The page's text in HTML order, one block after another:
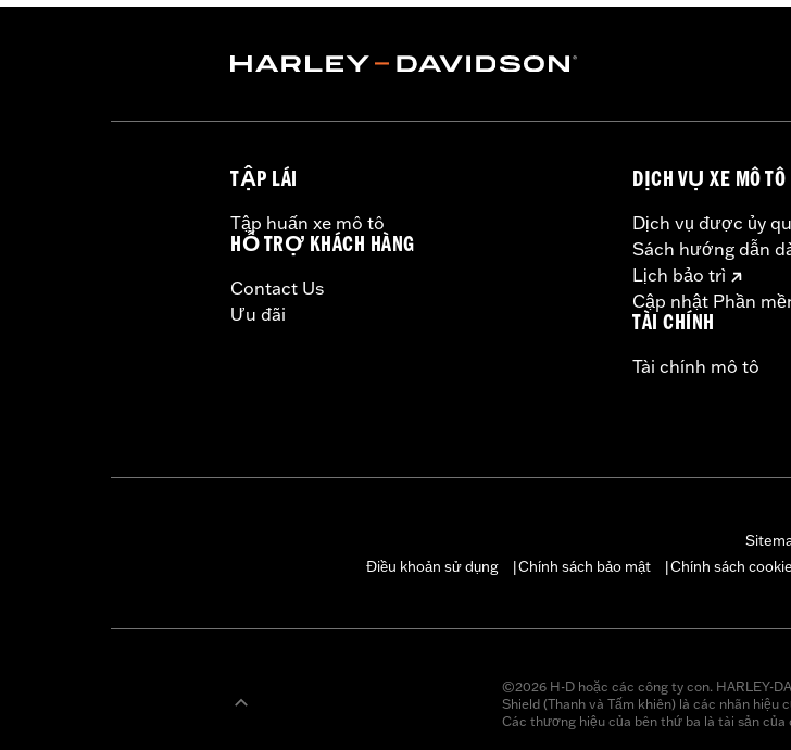
In the Box: Left and Right trim and installation hardware
TẬP LÁI
Tập huấn xe mô tô
HỖ TRỢ KHÁCH HÀNG
Contact Us
Ưu đãi
DỊCH VỤ XE MÔ TÔ
Dịch vụ được ủy
Sách hướng dẫn
Lịch bảo trì
Cập nhật Phần
TÀI CHÍNH
Tài chính mô tô
Điều khoản sử dụng
Chính sách bảo mật Chính sách cookie
©2026 H-D hoặc các công ty con. HARLEY-
Shield (Thanh và Tấm khiên) là các nhãn hiệu
Các thương hiệu của bên thứ ba là tài sản